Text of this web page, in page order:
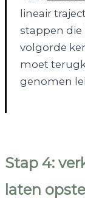
lineair
stappen die
volgorde
moet
genomen
Stap 4:
laten